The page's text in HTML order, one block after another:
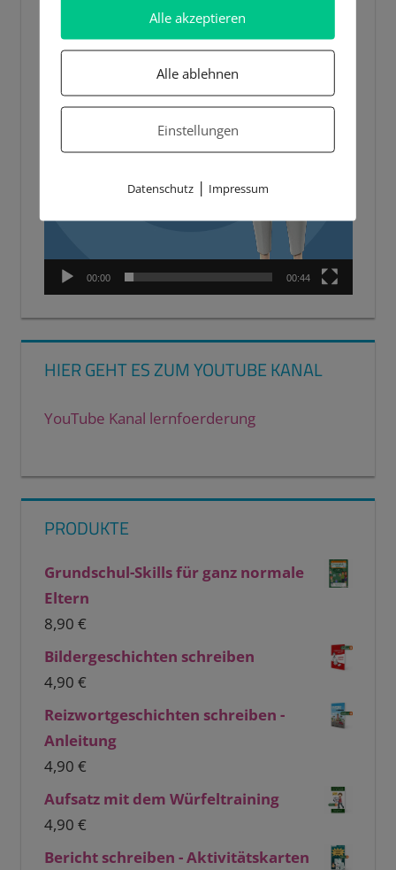
00:00 00:44
HIER GEHT ES ZUM YOUTUBE KANAL
YouTube Kanal lernfoerderung
PRODUKTE
Grundschul-Skills für ganz normale
Eltern
8,90 €
Bildergeschichten schreiben
4,90 €
Reizwortgeschichten schreiben -
Anleitung
4,90 €
Aufsatz mit dem Würfeltraining
4,90 €
Bericht schreiben - Aktivitätskarten
Alle akzeptieren
Alle ablehnen
Einstellungen
Datenschutz| Impressum